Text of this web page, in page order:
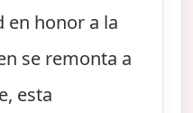
en honor a la
se remonta a
esta